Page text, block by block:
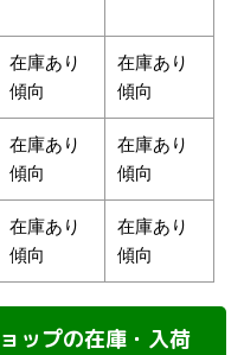
在庫あり
傾向
在庫あり
傾向
在庫あり
傾向
在庫あり
傾向
在庫あり
傾向
在庫あり
傾向
ップの在庫・入荷